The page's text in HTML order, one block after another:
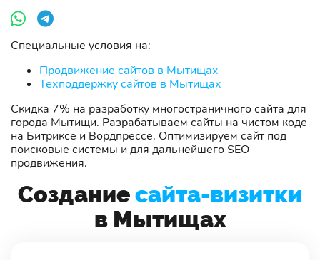
Специальные условия на:
Продвижение сайтов в Мытищах
Техподдержку сайтов в Мытищах
Скидка 7% на разработку многостраничного сайта для
города Мытищи. Разрабатываем сайты на чистом коде
на Битриксе и Вордпрессе. Оптимизируем сайт под
поисковые системы и для дальнейшего SEO
продвижения.
Созданиесайта-визитки
в Мытищах